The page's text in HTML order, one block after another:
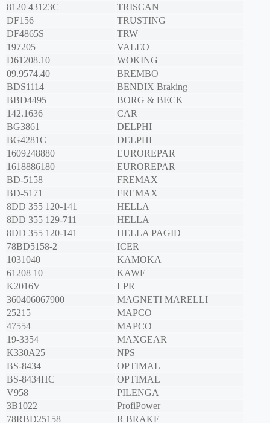
8120 43123C
TRISCAN
DF156
TRUSTING
DF4865S
TRW
197205
VALEO
D61208.10
WOKING
09.9574.40
BREMBO
BDS1114
BENDIX Braking
BBD4495
BORG & BECK
142.1636
CAR
BG3861
DELPHI
BG4281C
DELPHI
1609248880
EUROREPAR
1618886180
EUROREPAR
BD-5158
FREMAX
BD-5171
FREMAX
8DD 355 120-141
HELLA
8DD 355 129-711
HELLA
8DD 355 120-141
HELLA PAGID
78BD5158-2
ICER
1031040
KAMOKA
61208 10
KAWE
K2016V
LPR
360406067900
MAGNETI MARELLI
25215
MAPCO
47554
MAPCO
19-3354
MAXGEAR
K330A25
NPS
BS-8434
OPTIMAL
BS-8434HC
OPTIMAL
V958
PILENGA
3B1022
ProfiPower
78RBD25158
R BRAKE